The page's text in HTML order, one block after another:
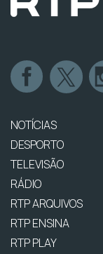
NOTÍCIAS
DESPORTO
TELEVISÃO
RÁDIO
RTP ARQUIVOS
RTP ENSINA
RTP PLAY